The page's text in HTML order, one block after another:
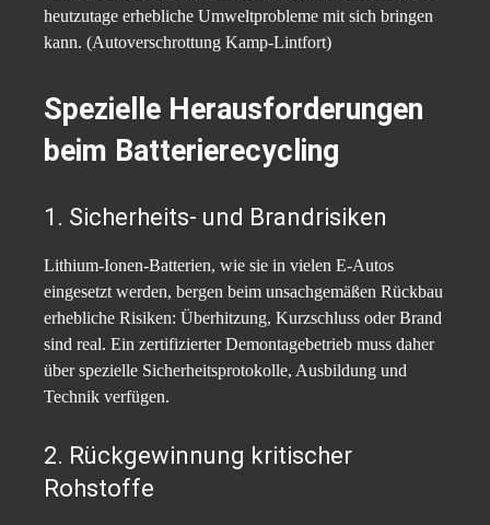
heutzutage erhebliche Umweltprobleme mit sich bringen
kann. (Autoverschrottung Kamp-Lintfort)
Spezielle Herausforderungen
beim Batterierecycling
1. Sicherheits- und Brandrisiken
Lithium-Ionen-Batterien, wie sie in vielen E-Autos
eingesetzt werden, bergen beim unsachgemäßen Rückbau
erhebliche Risiken: Überhitzung, Kurzschluss oder Brand
sind real. Ein zertifizierter Demontagebetrieb muss daher
über spezielle Sicherheitsprotokolle, Ausbildung und
Technik verfügen.
2. Rückgewinnung kritischer
Rohstoffe